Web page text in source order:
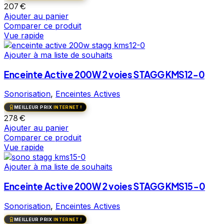
207€
Ajouter au panier
Comparer ce produit
Vue rapide
Ajouter à ma liste de souhaits
Enceinte Active 200W 2 voies STAGG KMS12-0
Sonorisation, Enceintes Actives
MEILLEUR PRIX INTERNET !
278€
Ajouter au panier
Comparer ce produit
Vue rapide
Ajouter à ma liste de souhaits
Enceinte Active 200W 2 voies STAGG KMS15-0
Sonorisation, Enceintes Actives
MEILLEUR PRIX INTERNET !